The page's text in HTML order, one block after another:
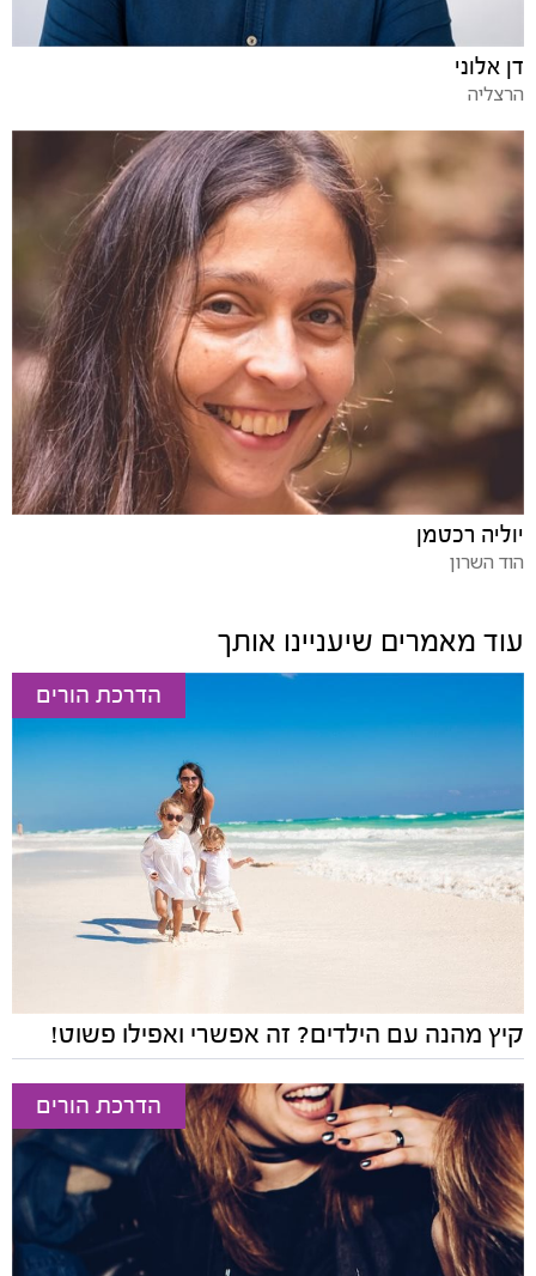
דן אלוני
הרצליה
יוליה רכטמן
הוד השרון
עוד מאמרים שיעניינו אותך
הדרכת הורים
קיץ מהנה עם הילדים? זה אפשרי ואפילו פשוט!
הדרכת הורים